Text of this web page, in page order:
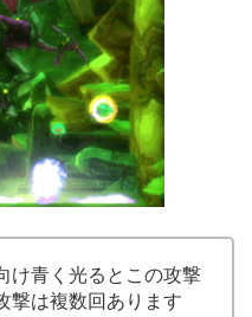
け青く光るとこの攻撃
撃は複数回あります